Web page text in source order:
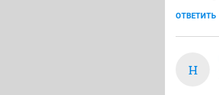
ОТВЕТИТЬ
Н